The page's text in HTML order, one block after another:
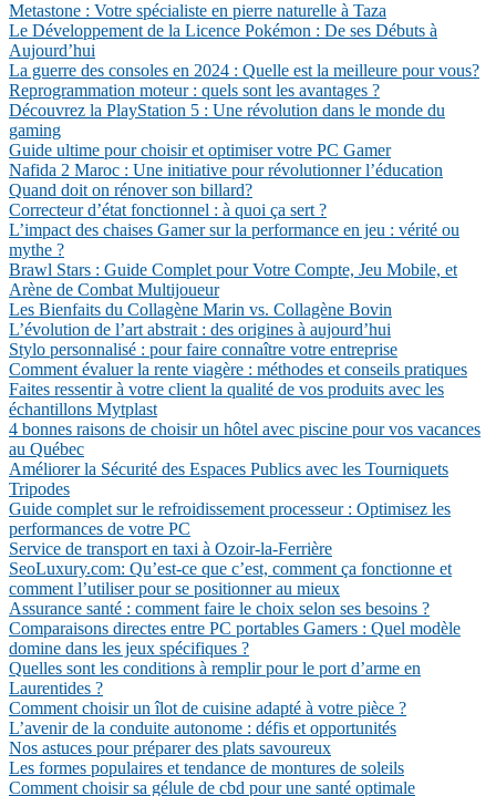
Metastone : Votre spécialiste en pierre naturelle à Taza
Le Développement de la Licence Pokémon : De ses Débuts à
Aujourd’hui
La guerre des consoles en 2024 : Quelle est la meilleure pour vous?
Reprogrammation moteur : quels sont les avantages ?
Découvrez la PlayStation 5 : Une révolution dans le monde du
gaming
Guide ultime pour choisir et optimiser votre PC Gamer
Nafida 2 Maroc : Une initiative pour révolutionner l’éducation
Quand doit on rénover son billard?
Correcteur d’état fonctionnel : à quoi ça sert ?
L’impact des chaises Gamer sur la performance en jeu : vérité ou
mythe ?
Brawl Stars : Guide Complet pour Votre Compte, Jeu Mobile, et
Arène de Combat Multijoueur
Les Bienfaits du Collagène Marin vs. Collagène Bovin
L’évolution de l’art abstrait : des origines à aujourd’hui
Stylo personnalisé : pour faire connaître votre entreprise
Comment évaluer la rente viagère : méthodes et conseils pratiques
Faites ressentir à votre client la qualité de vos produits avec les
échantillons Mytplast
4 bonnes raisons de choisir un hôtel avec piscine pour vos vacances
au Québec
Améliorer la Sécurité des Espaces Publics avec les Tourniquets
Tripodes
Guide complet sur le refroidissement processeur : Optimisez les
performances de votre PC
Service de transport en taxi à Ozoir-la-Ferrière
SeoLuxury.com: Qu’est-ce que c’est, comment ça fonctionne et
comment l’utiliser pour se positionner au mieux
Assurance santé : comment faire le choix selon ses besoins ?
Comparaisons directes entre PC portables Gamers : Quel modèle
domine dans les jeux spécifiques ?
Quelles sont les conditions à remplir pour le port d’arme en
Laurentides ?
Comment choisir un îlot de cuisine adapté à votre pièce ?
L’avenir de la conduite autonome : défis et opportunités
Nos astuces pour préparer des plats savoureux
Les formes populaires et tendance de montures de soleils
Comment choisir sa gélule de cbd pour une santé optimale